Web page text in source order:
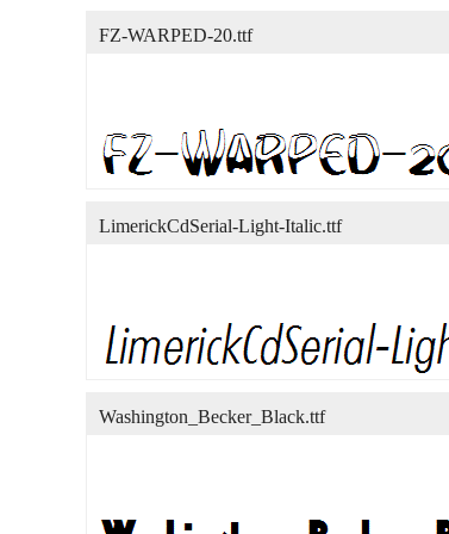
FZ-WARPED-20.ttf
LimerickCdSerial-Light-Italic.ttf
Washington_Becker_Black.ttf